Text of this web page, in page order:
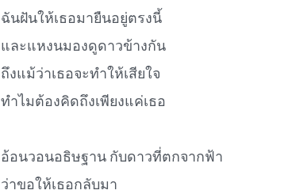
ฉันฝันให้เธอมายืนอยู่ตรงนี้
และแหงนมองดูดาวข้างกัน
ถึงแม้ว่าเธอจะทำให้เสียใจ
ทำไมต้องคิดถึงเพียงแค่เธอ
อ้อนวอนอธิษฐาน กับดาวที่ตกจากฟ้า
ว่าขอให้เธอกลับมา